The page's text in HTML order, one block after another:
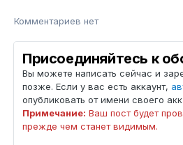
Комментариев нет
Присоединяйтесь к
Вы можете написать сейчас и
позже. Если у вас есть аккаунт,
опубликовать от имени своего
Примечание: Ваш пост будет
прежде чем станет видимым.